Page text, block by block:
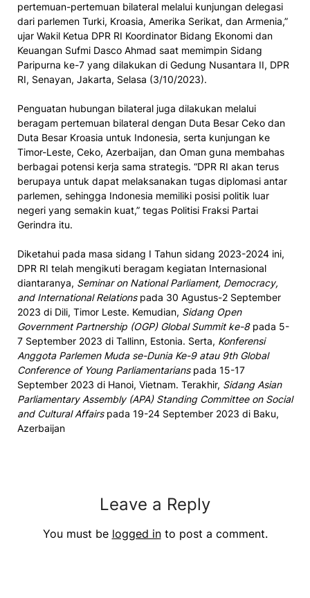
pertemuan-pertemuan bilateral melalui kunjungan delegasi
dari parlemen Turki, Kroasia, Amerika Serikat, dan Armenia,”
ujar Wakil Ketua DPR RI Koordinator Bidang Ekonomi dan
Keuangan Sufmi Dasco Ahmad saat memimpin Sidang
Paripurna ke-7 yang dilakukan di Gedung Nusantara II, DPR
RI, Senayan, Jakarta, Selasa (3/10/2023).
Penguatan hubungan bilateral juga dilakukan melalui
beragam pertemuan bilateral dengan Duta Besar Ceko dan
Duta Besar Kroasia untuk Indonesia, serta kunjungan ke
Timor-Leste, Ceko, Azerbaijan, dan Oman guna membahas
berbagai potensi kerja sama strategis. “DPR RI akan terus
berupaya untuk dapat melaksanakan tugas diplomasi antar
parlemen, sehingga Indonesia memiliki posisi politik luar
negeri yang semakin kuat,” tegas Politisi Fraksi Partai
Gerindra itu.
Diketahui pada masa sidang I Tahun sidang 2023-2024 ini,
DPR RI telah mengikuti beragam kegiatan Internasional
diantaranya, Seminar on National Parliament, Democracy,
and International Relationspada 30 Agustus-2 September
2023 di Dili, Timor Leste. Kemudian, Sidang Open
Government Partnership (OGP) Global Summit ke-8 pada 5-
7 September 2023 di Tallinn, Estonia. Serta, Konferensi
Anggota Parlemen Muda se-Dunia Ke-9 atau 9th Global
Conference of Young Parliamentarianspada 15-17
September 2023 di Hanoi, Vietnam. Terakhir, Sidang Asian
Parliamentary Assembly (APA) Standing Committee on Social
and Cultural Affairspada 19-24 September 2023 di Baku,
Azerbaijan
Leave a Reply
You must be logged into post a comment.